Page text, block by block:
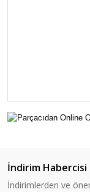
İndirim Habercisi
İndirimlerden ve